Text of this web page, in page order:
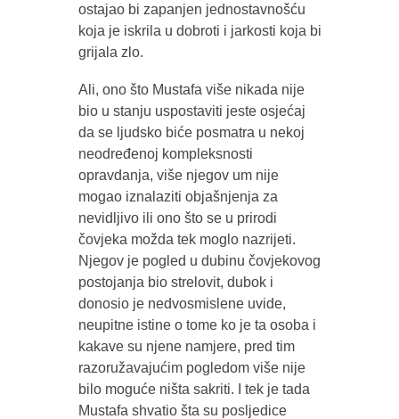
ostajao bi zapanjen jednostavnošću
koja je iskrila u dobroti i jarkosti koja bi
grijala zlo.
Ali, ono što Mustafa više nikada nije
bio u stanju uspostaviti jeste osjećaj
da se ljudsko biće posmatra u nekoj
neodređenoj kompleksnosti
opravdanja, više njegov um nije
mogao iznalaziti objašnjenja za
nevidljivo ili ono što se u prirodi
čovjeka možda tek moglo nazrijeti.
Njegov je pogled u dubinu čovjekovog
postojanja bio strelovit, dubok i
donosio je nedvosmislene uvide,
neupitne istine o tome ko je ta osoba i
kakave su njene namjere, pred tim
razoružavajućim pogledom više nije
bilo moguće ništa sakriti. I tek je tada
Mustafa shvatio šta su posljedice